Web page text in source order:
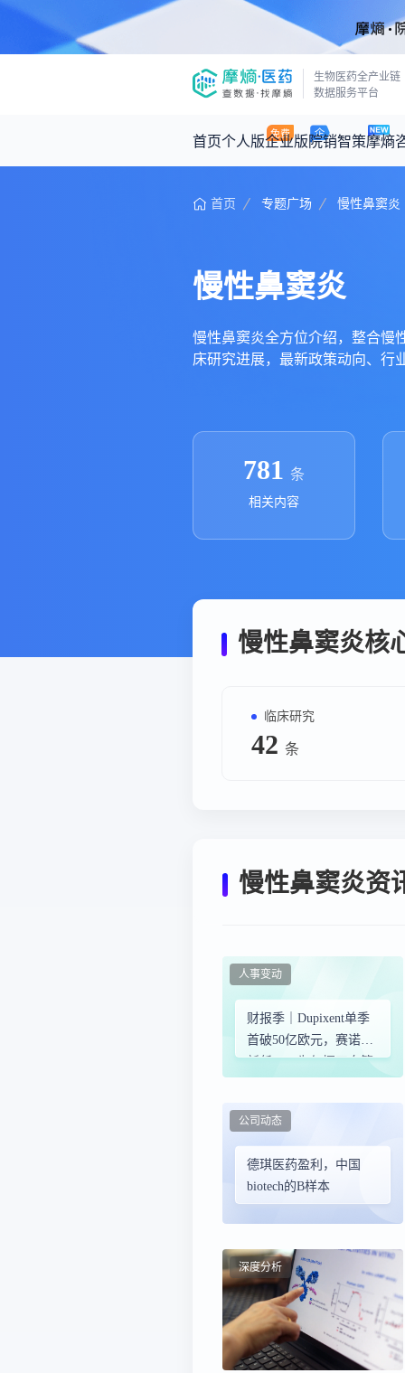
生物医药全产业链
数据服务平台
首页个人版企业版院销智策摩熵
咨询服务
产品立项评估及管线规划
产业/行业调研
投资决策与交易估值
摩熵原创
深度分析
政策法规
投融资
时讯
数据中心
基于市场数据，为您提供全面的市场
政策法规
药品生产企业
回放
王中健
首页 专题广场 慢性鼻窦炎
慢性鼻窦炎
慢性鼻窦炎全方位介绍，整合慢
床研究进展，最新政策动向、行
781 条
相关内容
慢性鼻窦炎核
临床研究
42 条
慢性鼻窦炎资
财报季｜Dupixent单季
首破50亿欧元，赛诺菲
新任CEO为何挥刀向管
人事变动
德琪医药盈利，中国
biotech的B样本
公司动态
深度分析